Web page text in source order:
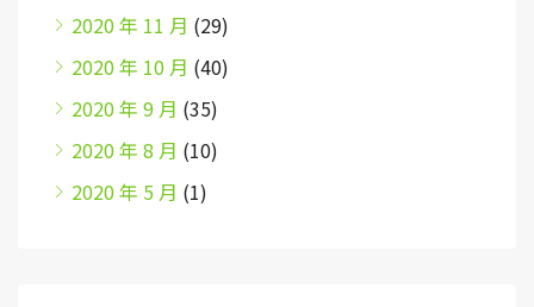
2020 年 11 月 (29)
2020 年 10 月 (40)
2020 年 9 月 (35)
2020 年 8 月 (10)
2020 年 5 月 (1)